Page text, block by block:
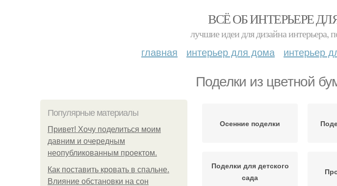
ВСЁ ОБ ИНТЕРЬЕРЕ
лучшие идеи для дизайна интерьера,
главная интерьер для дома интерьер
Поделки из цветной
Популярные материалы
Привет! Хочу поделиться моим
давним и очередным
неопубликованным проектом.
Как поставить кровать в спальне.
Влияние обстановки на сон
Осенние поделки
Поделки для детского
сада